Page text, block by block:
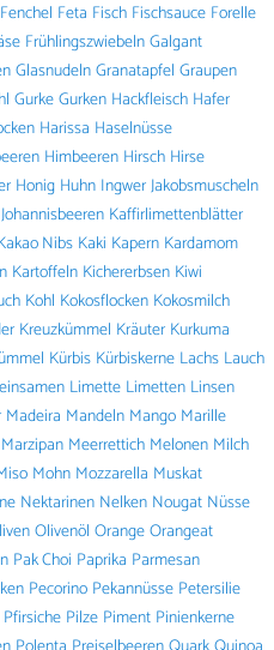
Fenchel Feta Fisch Fischsauce Forelle
FrühlingszwiebelnGalgant
GlasnudelnGranatapfel Graupen
GurkeGurken Hackfleisch Hafer
Harissa Haselnüsse
Himbeeren Hirsch Hirse
Honig Huhn IngwerJakobsmuscheln
Johannisbeeren Kaffirlimettenblätter
Nibs Kaki Kapern Kardamom
Kartoffeln Kichererbsen Kiwi
Kohl Kokosflocken Kokosmilch
Kreuzkümmel Kräuter Kurkuma
Kürbis Kürbiskerne Lachs Lauch
Limette Limetten Linsen
Madeira Mandeln Mango Marille
Marzipan Meerrettich Melonen Milch
Mohn Mozzarella Muskat
Nektarinen Nelken Nougat Nüsse
Olivenöl OrangeOrangeat
Pak Choi Paprika Parmesan
Pecorino Pekannüsse Petersilie
Pfirsiche Pilze Piment Pinienkerne